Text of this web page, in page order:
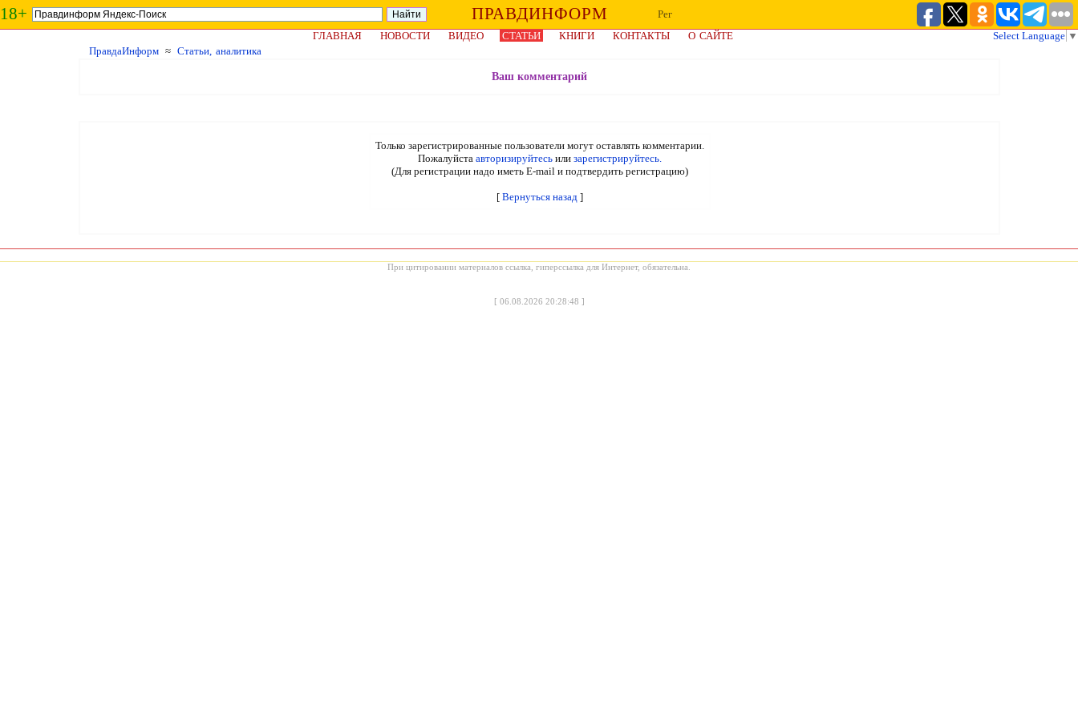
18+ ПРАВДИНФОРМ
Рег
ГЛАВНАЯ
НОВОСТИ ВИДЕО СТАТЬИ КНИГИ КОНТАКТЫ О САЙТЕ Select Language ▼
ПравдаИнформ ≈ Статьи, аналитика
Ваш комментарий
Только зарегистрированные пользователи могут оставлять комментарии.
Пожалуйста авторизируйтесьили зарегистрируйтесь.
(Для регистрации надо иметь E-mail и подтвердить регистрацию)
[ Вернуться назад]
При цитировании материалов ссылка, гиперссылка для Интернет, обязательна.
[ 06.08.2026 20:28:48 ]